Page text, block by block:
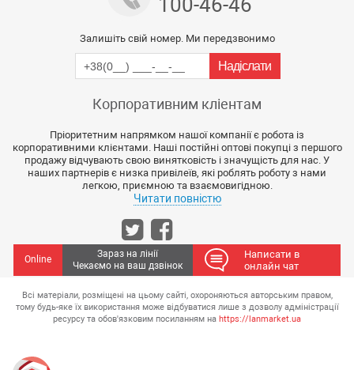
100-46-46
Залишіть свій номер. Ми передзвонимо
Корпоративним кліентам
Пріоритетним напрямком нашої компанії є робота із
корпоративними клієнтами. Наші постійні оптові покупці з першого
продажу відчувають свою винятковість і значущість для нас. У
наших партнерів є низка привілеїв, які роблять роботу з нами
легкою, приємною та взаємовигідною.
Читати повністю
Online
Зараз на лінії
Чекаємо на ваш дзвінок
Написати в
онлайн чат
Всі матеріали, розміщені на цьому сайті, охороняються авторським правом,
тому будь-яке їх використання може відбуватися лише з дозволу адміністрації
ресурсу та обов'язковим посиланням на https://lanmarket.ua